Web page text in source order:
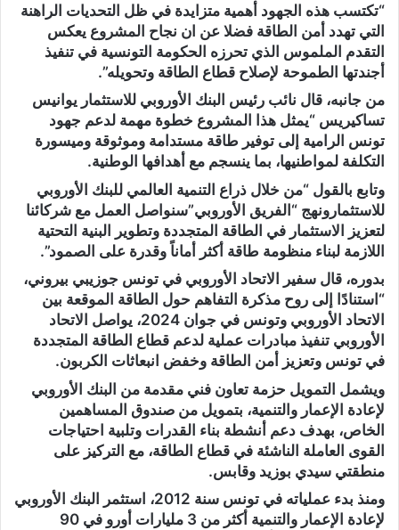
“تكتسب هذه الجهود أهمية متزايدة في ظل التحديات الراهنة
التي تهدد أمن الطاقة فضلا عن ان نجاح المشروع يعكس
التقدم الملموس الذي تحرزه الحكومة التونسية في تنفيذ
أجندتها الطموحة لإصلاح قطاع الطاقة وتحويله”.
من جانبه، قال نائب رئيس البنك الأوروبي للاستثمار يوانيس
تساكيريس “يمثل هذا المشروع خطوة مهمة لدعم جهود
تونس الرامية إلى توفير طاقة مستدامة وموثوقة وميسورة
التكلفة لمواطنيها، بما ينسجم مع أهدافها الوطنية.
وتابع بالقول “من خلال ذراع التنمية العالمي للبنك الأوروبي
للاستثمارونهج “الفريق الأوروبي”سنواصل العمل مع شركائنا
لتعزيز الاستثمار في الطاقة المتجددة وتطوير البنية التحتية
اللازمة لبناء منظومة طاقة أكثر أماناً وقدرة على الصمود”.
بدوره، قال سفير الاتحاد الأوروبي في تونس جوزيبي بيروني،
“استنادًا إلى روح مذكرة التفاهم حول الطاقة الموقعة بين
الاتحاد الأوروبي وتونس في جوان 2024، يواصل الاتحاد
الأوروبي تنفيذ مبادرات عملية لدعم قطاع الطاقة المتجددة
في تونس وتعزيز أمن الطاقة وخفض انبعاثات الكربون.
ويشمل التمويل حزمة تعاون فني مقدمة من البنك الأوروبي
لإعادة الإعمار والتنمية، بتمويل من صندوق المساهمين
الخاص، بهدف دعم أنشطة بناء القدرات وتلبية احتياجات
القوى العاملة الناشئة في قطاع الطاقة، مع التركيز على
منطقتي سيدي بوزيد وقابس.
ومنذ بدء عملياته في تونس سنة 2012، استثمر البنك الأوروبي
لإعادة الإعمار والتنمية أكثر من 3 مليارات أورو في 90